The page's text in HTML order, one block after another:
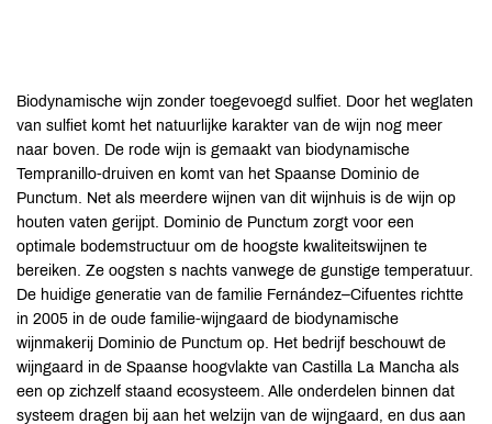
Biodynamische wijn zonder toegevoegd sulfiet. Door het weglaten
van sulfiet komt het natuurlijke karakter van de wijn nog meer
naar boven. De rode wijn is gemaakt van biodynamische
Tempranillo-druiven en komt van het Spaanse Dominio de
Punctum. Net als meerdere wijnen van dit wijnhuis is de wijn op
houten vaten gerijpt. Dominio de Punctum zorgt voor een
optimale bodemstructuur om de hoogste kwaliteitswijnen te
bereiken. Ze oogsten s nachts vanwege de gunstige temperatuur.
De huidige generatie van de familie Fernández–Cifuentes richtte
in 2005 in de oude familie-wijngaard de biodynamische
wijnmakerij Dominio de Punctum op. Het bedrijf beschouwt de
wijngaard in de Spaanse hoogvlakte van Castilla La Mancha als
een op zichzelf staand ecosysteem. Alle onderdelen binnen dat
systeem dragen bij aan het welzijn van de wijngaard, en dus aan